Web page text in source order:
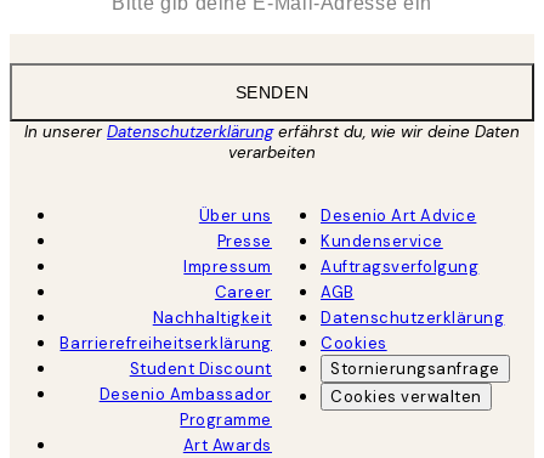
SENDEN
In unsererDatenschutzerklärungerfährst du, wie wir deine Daten
verarbeiten
Über uns
Presse
Impressum
Career
Nachhaltigkeit
Barrierefreiheitserklärung
Student Discount
Desenio Ambassador
Programme
Art Awards
Desenio Art Advice
Kundenservice
Auftragsverfolgung
AGB
Datenschutzerklärung
Cookies
Stornierungsanfrage
Cookies verwalten